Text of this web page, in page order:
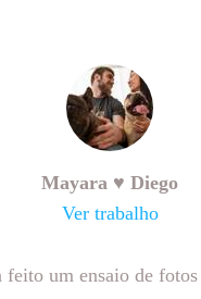
feito um ensaio de fotos
Mayara ♥ Diego
Ver trabalho